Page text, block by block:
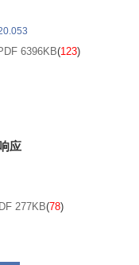
6396KB(123)
应
277KB(78)